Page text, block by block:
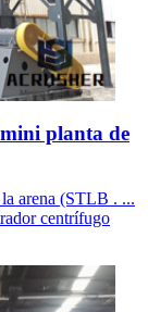
planta de
arena (STLB . ...
centrífugo